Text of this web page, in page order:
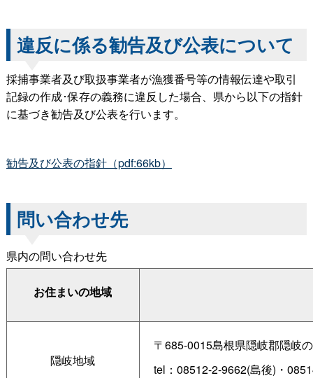
違反に係る勧告及び公表について
採捕事業者及び取扱事業者が漁獲番号等の情報伝達や取引
記録の作成･保存の義務に違反した場合、県から以下の指針
に基づき勧告及び公表を行います。
勧告及び公表の指針（pdf:66kb）
問い合わせ先
県内の問い合わせ先
お住まいの地域
隠岐地域
〒685-0015島根県隠岐郡隠岐
tel：08512-2-9662(島後)・